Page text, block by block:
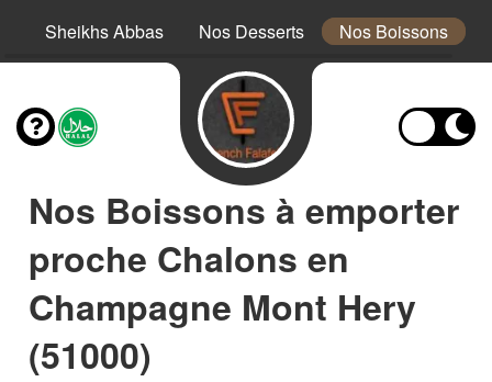
Sheikhs Abbas Nos Desserts Nos Boissons
Nos Boissons à emporter
proche Chalons en
Champagne Mont Hery
(51000)